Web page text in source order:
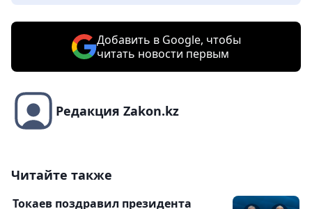
Добавить в Google, чтобы
читать новости первым
Редакция Zakon.kz
Читайте также
Токаев поздравил президента